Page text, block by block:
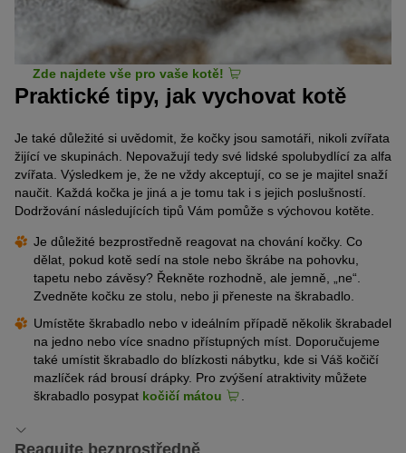
Zde najdete vše pro vaše kotě!
Praktické tipy, jak vychovat kotě
Je také důležité si uvědomit, že kočky jsou samotáři, nikoli zvířata
žijící ve skupinách. Nepovažují tedy své lidské spolubydlící za alfa
zvířata. Výsledkem je, že ne vždy akceptují, co se je majitel snaží
naučit. Každá kočka je jiná a je tomu tak i s jejich poslušností.
Dodržování následujících tipů Vám pomůže s výchovou kotěte.
Je důležité bezprostředně reagovat na chování kočky. Co
dělat, pokud kotě sedí na stole nebo škrábe na pohovku,
tapetu nebo závěsy? Řekněte rozhodně, ale jemně, „ne“.
Zvedněte kočku ze stolu, nebo ji přeneste na škrabadlo.
Umístěte škrabadlo nebo v ideálním případě několik škrabadel
na jedno nebo více snadno přístupných míst. Doporučujeme
také umístit škrabadlo do blízkosti nábytku, kde si Váš kočičí
mazlíček rád brousí drápky. Pro zvýšení atraktivity můžete
škrabadlo posypat kočičí mátou
Reagujte bezprostředně